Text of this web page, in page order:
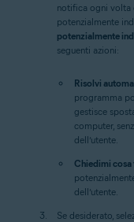
notifica ogni volta
potenzialmente
potenzialmente
seguenti azioni:
Risolvi
programma
gestisce
computer,
dell’utente.
Chiedimi cosa
dell’utente.
Se desiderato,